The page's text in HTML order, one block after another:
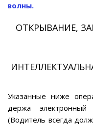
волны.
ОТКРЫВАНИЕ,
Указанные ниже
держа
(Водитель всегда